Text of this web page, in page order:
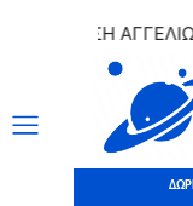
ΑΓΓΕΛΙΩΝ